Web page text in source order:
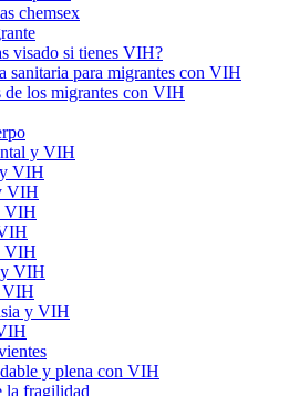
chemsex
visado si tienes VIH?
sanitaria para migrantes con VIH
de los migrantes con VIH
y VIH
VIH
VIH
VIH
VIH
y VIH
VIH
y VIH
y plena con VIH
la fragilidad